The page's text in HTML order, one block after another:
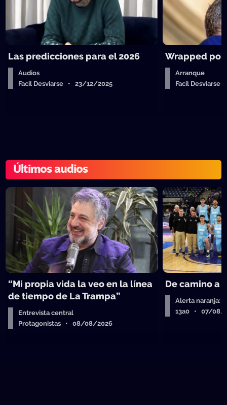
Las predicciones para el 2026
Audios
Facil Desviarse • 23/12/2025
Wrapped
Arranque
Facil
Últimos audios
“Mi propia vida la veo en la línea
de tiempo de La Trampa”
Entrevista central
Protagonistas • 08/08/2026
De camino a
Alerta naranja:
13a0 • 07/08/